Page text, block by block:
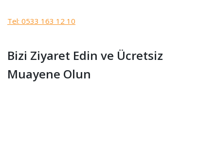
Tel: 0533 163 12 10
Bizi Ziyaret Edin ve Ücretsiz
Muayene Olun